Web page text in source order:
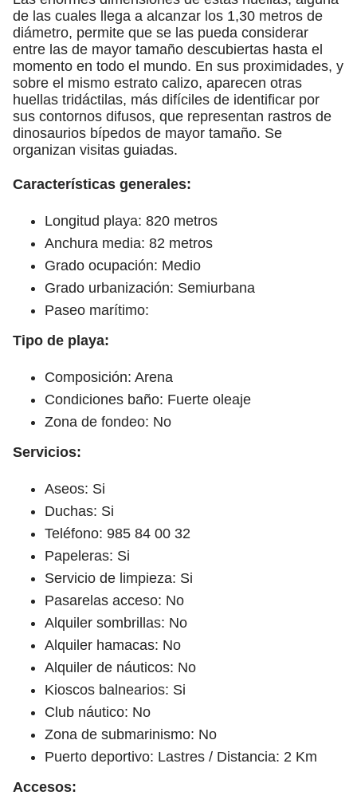
de las cuales llega a alcanzar los 1,30 metros de
diámetro, permite que se las pueda considerar
entre las de mayor tamaño descubiertas hasta el
momento en todo el mundo. En sus proximidades, y
sobre el mismo estrato calizo, aparecen otras
huellas tridáctilas, más difíciles de identificar por
sus contornos difusos, que representan rastros de
dinosaurios bípedos de mayor tamaño. Se
organizan visitas guiadas.
Características generales:
Longitud playa: 820 metros
Anchura media: 82 metros
Grado ocupación: Medio
Grado urbanización: Semiurbana
Paseo marítimo:
Tipo de playa:
Composición: Arena
Condiciones baño: Fuerte oleaje
Zona de fondeo: No
Servicios:
Aseos: Si
Duchas: Si
Teléfono: 985 84 00 32
Papeleras: Si
Servicio de limpieza: Si
Pasarelas acceso: No
Alquiler sombrillas: No
Alquiler hamacas: No
Alquiler de náuticos: No
Kioscos balnearios: Si
Club náutico: No
Zona de submarinismo: No
Puerto deportivo: Lastres / Distancia: 2 Km
Accesos: